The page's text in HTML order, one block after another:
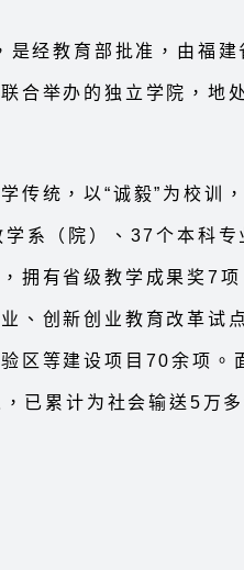
经教育部批准，由福建
合举办的独立学院，地
传统，以“诚毅”为校训
系（院）、37个本科专
拥有省级教学成果奖7
、创新创业教育改革试
区等建设项目70余项。
已累计为社会输送5万多